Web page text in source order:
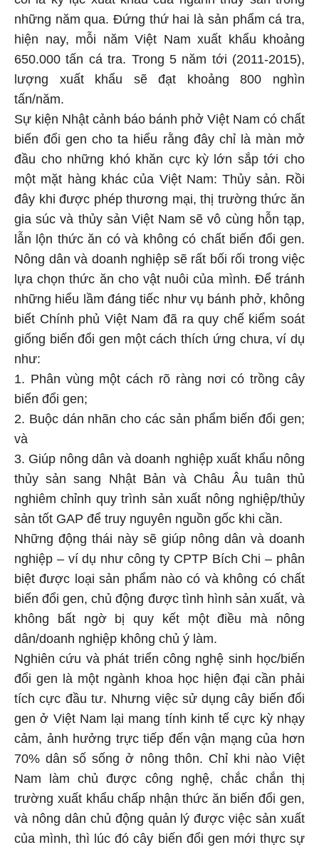
những năm qua. Đứng thứ hai là sản phẩm cá tra,
hiện nay, mỗi năm Việt Nam xuất khẩu khoảng
650.000 tấn cá tra. Trong 5 năm tới (2011-2015),
lượng xuất khẩu sẽ đạt khoảng 800 nghìn
tấn/năm.
Sự kiện Nhật cảnh báo bánh phở Việt Nam có chất
biến đổi gen cho ta hiểu rằng đây chỉ là màn mở
đầu cho những khó khăn cực kỳ lớn sắp tới cho
một mặt hàng khác của Việt Nam: Thủy sản. Rồi
đây khi được phép thương mại, thị trường thức ăn
gia súc và thủy sản Việt Nam sẽ vô cùng hỗn tạp,
lẫn lộn thức ăn có và không có chất biến đổi gen.
Nông dân và doanh nghiệp sẽ rất bối rối trong việc
lựa chọn thức ăn cho vật nuôi của mình. Để tránh
những hiểu lầm đáng tiếc như vụ bánh phở, không
biết Chính phủ Việt Nam đã ra quy chế kiểm soát
giống biến đổi gen một cách thích ứng chưa, ví dụ
như:
1. Phân vùng một cách rõ ràng nơi có trồng cây
biến đổi gen;
2. Buộc dán nhãn cho các sản phẩm biến đổi gen;
và
3. Giúp nông dân và doanh nghiệp xuất khẩu nông
thủy sản sang Nhật Bản và Châu Âu tuân thủ
nghiêm chỉnh quy trình sản xuất nông nghiệp/thủy
sản tốt GAP để truy nguyên nguồn gốc khi cần.
Những động thái này sẽ giúp nông dân và doanh
nghiệp – ví dụ như công ty CPTP Bích Chi – phân
biệt được loại sản phẩm nào có và không có chất
biến đổi gen, chủ động được tình hình sản xuất, và
không bất ngờ bị quy kết một điều mà nông
dân/doanh nghiệp không chủ ý làm.
Nghiên cứu và phát triển công nghệ sinh học/biến
đổi gen là một ngành khoa học hiện đại cần phải
tích cực đầu tư. Nhưng việc sử dụng cây biến đổi
gen ở Việt Nam lại mang tính kinh tế cực kỳ nhạy
cảm, ảnh hưởng trực tiếp đến vận mạng của hơn
70% dân số sống ở nông thôn. Chỉ khi nào Việt
Nam làm chủ được công nghệ, chắc chắn thị
trường xuất khẩu chấp nhận thức ăn biến đổi gen,
và nông dân chủ động quản lý được việc sản xuất
của mình, thì lúc đó cây biến đổi gen mới thực sự